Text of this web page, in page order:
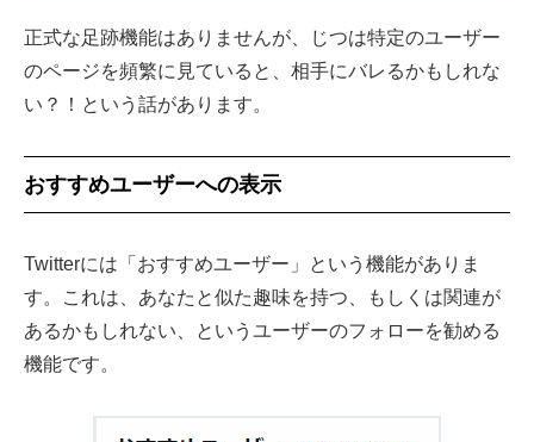
正式な足跡機能はありませんが、じつは特定のユーザー
のページを頻繁に見ていると、相手にバレるかもしれな
い？！という話があります。
おすすめユーザーへの表示
Twitterには「おすすめユーザー」という機能がありま
す。これは、あなたと似た趣味を持つ、もしくは関連が
あるかもしれない、というユーザーのフォローを勧める
機能です。